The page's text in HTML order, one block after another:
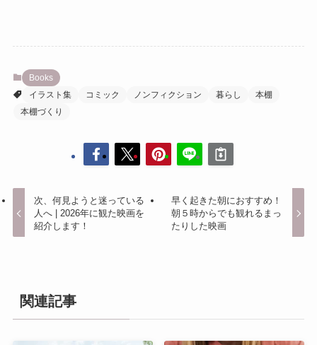
Books
イラスト集
コミック ノンフィクション 暮らし
本棚
本棚づくり
次、何見ようと迷っている
人へ | 2026年に観た映画を
紹介します！
早く起きた朝におすすめ！
朝５時からでも観れるまっ
たりした映画
関連記事